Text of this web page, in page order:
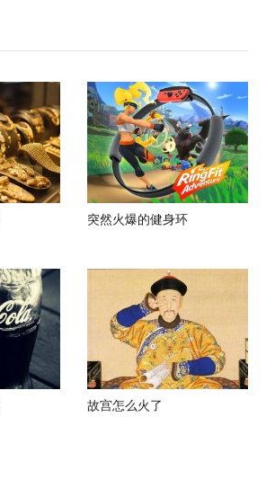
突然火爆的健身环
故宫怎么火了